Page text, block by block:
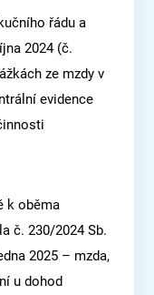
řádu a
2024 (č.
ze mzdy v
evidence
k oběma
č. 230/2024 Sb.
2025 – mzda,
u dohod